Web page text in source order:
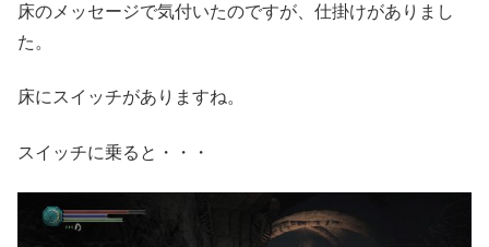
床のメッセージで気付いたのですが、仕掛けがありまし
た。
床にスイッチがありますね。
スイッチに乗ると・・・